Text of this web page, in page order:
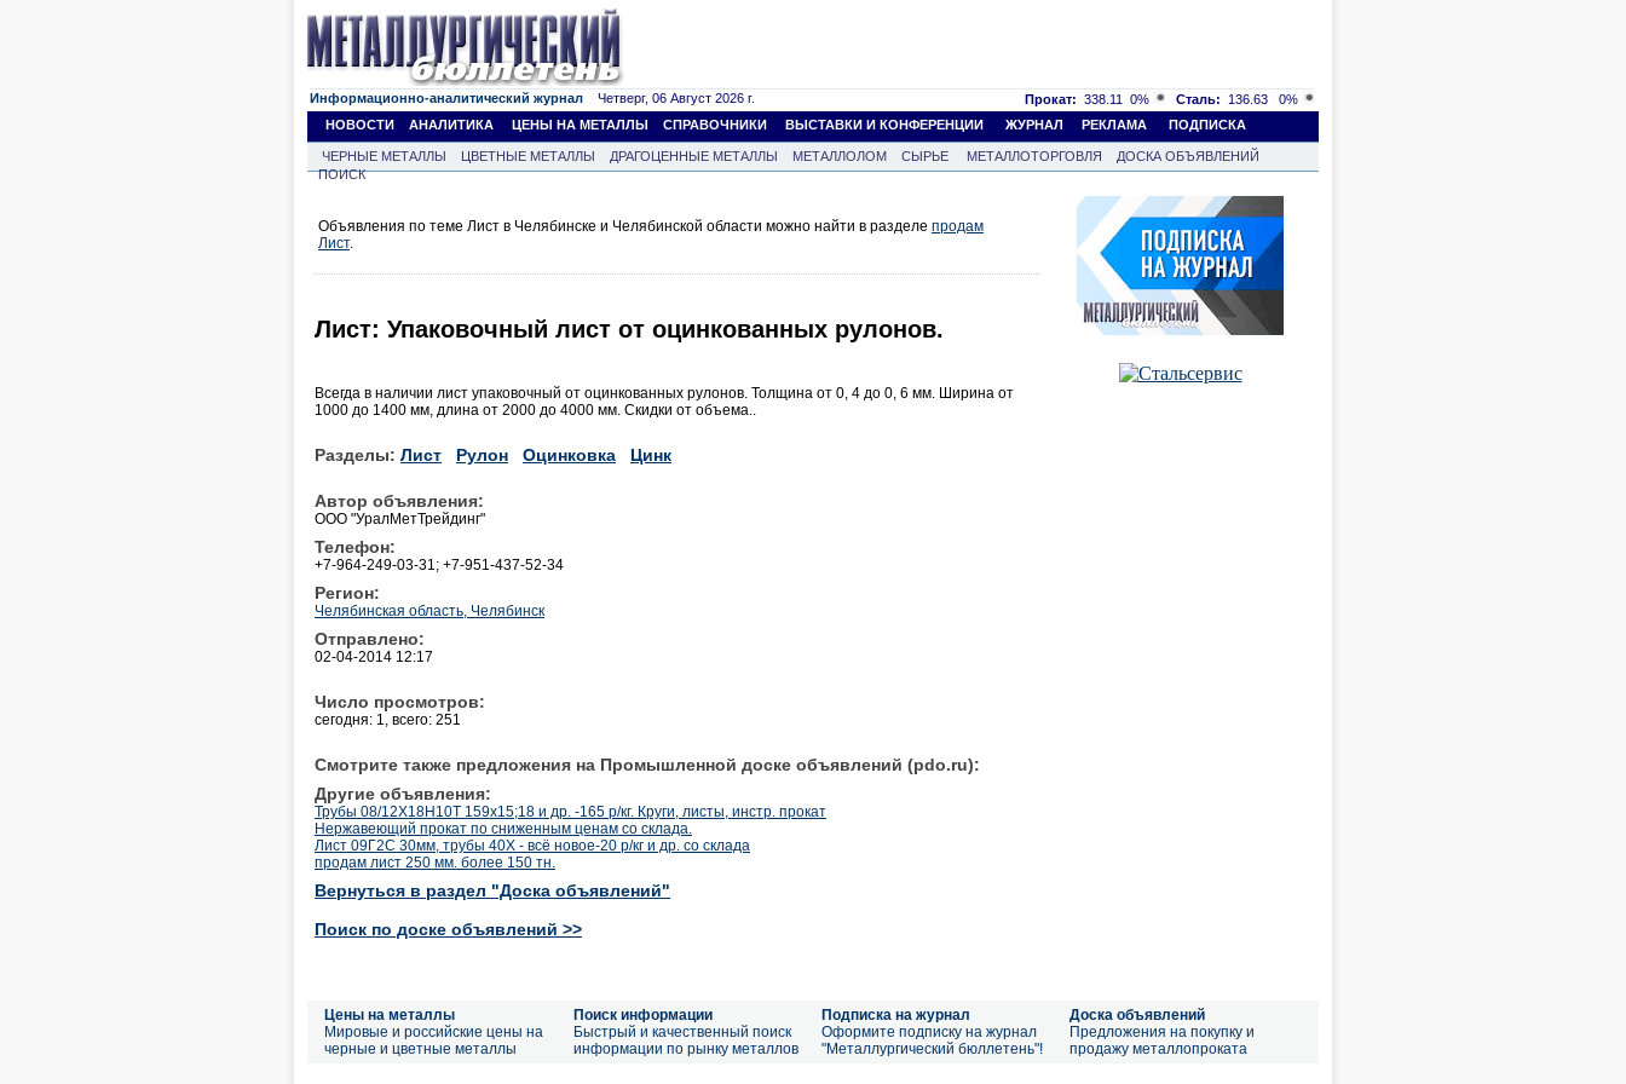
Информационно-аналитический журнал Четверг, 06 Август 2026 г. Прокат: 338.11 0% Сталь: 136.63
0%
НОВОСТИ
АНАЛИТИКА ЦЕНЫ НА МЕТАЛЛЫ СПРАВОЧНИКИ ВЫСТАВКИ И КОНФЕРЕНЦИИ ЖУРНАЛ РЕКЛАМА ПОДПИСКА
ЧЕРНЫЕ МЕТАЛЛЫ ЦВЕТНЫЕ МЕТАЛЛЫ ДРАГОЦЕННЫЕ МЕТАЛЛЫ МЕТАЛЛОЛОМ СЫРЬЕ МЕТАЛЛОТОРГОВЛЯ
ДОСКА ОБЪЯВЛЕНИЙ
ПОИСК
Объявления по теме Лист в Челябинске и Челябинской области можно найти в разделе продам
Лист.
Лист: Упаковочный лист от оцинкованных рулонов.
Всегда в наличии лист упаковочный от оцинкованных рулонов. Толщина от 0, 4 до 0, 6 мм. Ширина от
1000 до 1400 мм, длина от 2000 до 4000 мм. Скидки от объема..
Разделы: Лист Рулон Оцинковка Цинк
Автор объявления:
ООО "УралМетТрейдинг"
Телефон:
+7-964-249-03-31; +7-951-437-52-34
Регион:
Челябинская область, Челябинск
Отправлено:
02-04-2014 12:17
Число просмотров:
сегодня: 1, всего: 251
Смотрите также предложения на Промышленной доске объявлений (pdo.ru):
Другие объявления:
Трубы 08/12Х18Н10Т 159х15;18 и др. -165 р/кг. Круги, листы, инстр. прокат
Нержавеющий прокат по сниженным ценам со склада.
Лист 09Г2С 30мм, трубы 40Х - всё новое-20 р/кг и др. со склада
продам лист 250 мм. более 150 тн.
Вернуться в раздел "Доска объявлений"
Поиск по доске объявлений >>
Цены на металлы
Мировые и российские цены на
черные и цветные металлы
Поиск информации
Быстрый и качественный поиск
информации по рынку металлов
Подписка на журнал
Оформите подписку на журнал
"Металлургический бюллетень"!
Доска объявлений
Предложения на покупку и
продажу металлопроката